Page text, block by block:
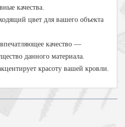
качества.
цвет для вашего объекта
качество —
данного материала.
красоту вашей кровли.